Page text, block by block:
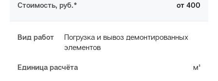
от 400
Погрузка и вывоз демонтированных
элементов
м³